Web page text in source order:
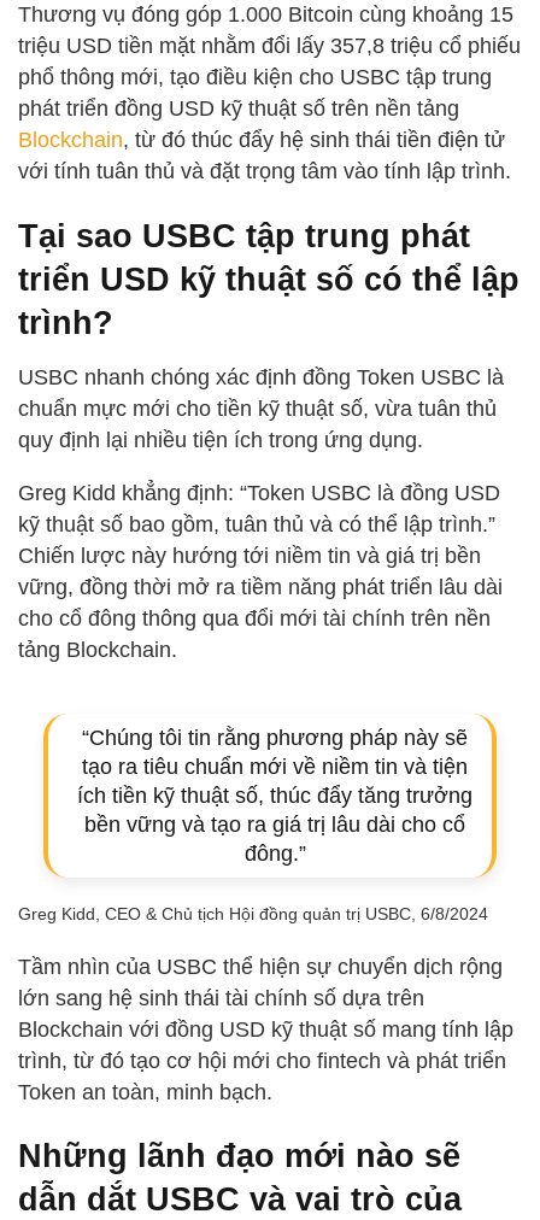
Thương vụ đóng góp 1.000 Bitcoin cùng khoảng 15
triệu USD tiền mặt nhằm đổi lấy 357,8 triệu cổ phiếu
phổ thông mới, tạo điều kiện cho USBC tập trung
phát triển đồng USD kỹ thuật số trên nền tảng
Blockchain, từ đó thúc đẩy hệ sinh thái tiền điện tử
với tính tuân thủ và đặt trọng tâm vào tính lập trình.
Tại sao USBC tập trung phát
triển USD kỹ thuật số có thể lập
trình?
USBC nhanh chóng xác định đồng Token USBC là
chuẩn mực mới cho tiền kỹ thuật số, vừa tuân thủ
quy định lại nhiều tiện ích trong ứng dụng.
Greg Kidd khẳng định: “Token USBC là đồng USD
kỹ thuật số bao gồm, tuân thủ và có thể lập trình.”
Chiến lược này hướng tới niềm tin và giá trị bền
vững, đồng thời mở ra tiềm năng phát triển lâu dài
cho cổ đông thông qua đổi mới tài chính trên nền
tảng Blockchain.
“Chúng tôi tin rằng phương pháp này sẽ
tạo ra tiêu chuẩn mới về niềm tin và tiện
ích tiền kỹ thuật số, thúc đẩy tăng trưởng
bền vững và tạo ra giá trị lâu dài cho cổ
đông.”
Greg Kidd, CEO & Chủ tịch Hội đồng quản trị USBC, 6/8/2024
Tầm nhìn của USBC thể hiện sự chuyển dịch rộng
lớn sang hệ sinh thái tài chính số dựa trên
Blockchain với đồng USD kỹ thuật số mang tính lập
trình, từ đó tạo cơ hội mới cho fintech và phát triển
Token an toàn, minh bạch.
Những lãnh đạo mới nào sẽ
dẫn dắt USBC và vai trò của